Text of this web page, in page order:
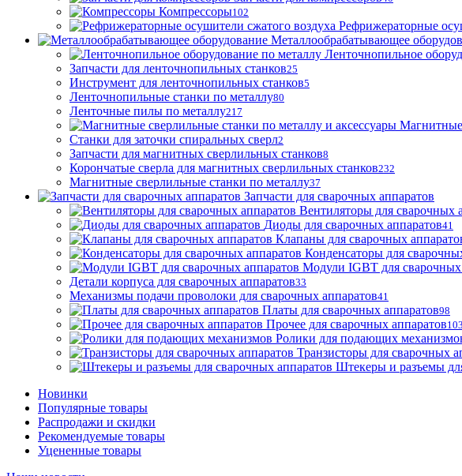
Компрессоры102
Рефрижераторные
Металлообрабатывающее
Ленточнопильное
Запчасти для ленточнопильных станков25
Инструмент для ленточнопильных станков5
Ленточнопильные станки по металлу80
Ленточные пилы по металлу217
Магнитные
Станки для заточки спиральных сверл2
Запчасти для магнитных сверлильных станков8
Корончатые сверла для магнитных сверлильных станков232
Магнитные сверлильные станки по металлу37
Запчасти для сварочных аппаратов
Вентиляторы для сварочных
Диоды для сварочных аппаратов41
Клапаны для сварочных
Конденсаторы для
Модули IGBT для сварочных
Детали корпуса для сварочных аппаратов33
Механизмы подачи проволоки для сварочных аппаратов41
Платы для сварочных аппаратов98
Прочее для сварочных аппаратов103
Ролики для подающих
Транзисторы для сварочных
Штекеры и разъемы
Новинки
Популярные товары
Распродажи и скидки
Рекомендуемые товары
Уцененные товары